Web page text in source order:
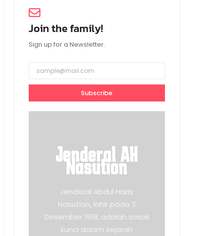
Join the family!
Sign up for a Newsletter.
Subscribe
Jenderal AH
Nasution
Jenderal Abdul Haris
Nasution, lahir pada 3
Desember 1918, adalah sosok
kunci dalam sejarah